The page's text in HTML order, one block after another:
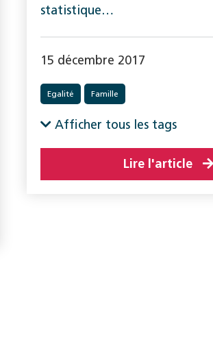
statistique…
15 décembre 2017
Egalité Famille
Afficher tous les tags
Lire l'article